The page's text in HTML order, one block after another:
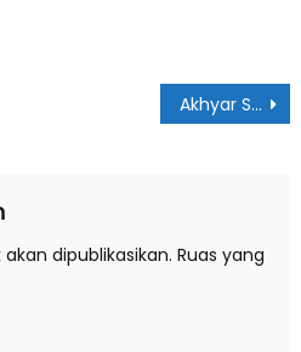
Akhyar Serahkan Bansos kepada 52.272 KK
dipublikasikan. Ruas yang